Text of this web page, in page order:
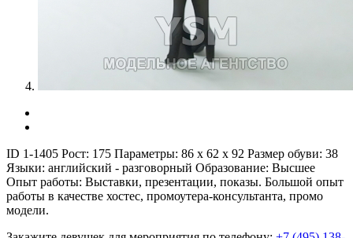
ID 1-1405 Рост: 175 Параметры: 86 x 62 x 92 Размер обуви: 38
Языки: английский - разговорный Образование: Высшее
Опыт работы: Выставки, презентации, показы. Большой опыт
работы в качестве хостес, промоутера-консультанта, промо
модели.